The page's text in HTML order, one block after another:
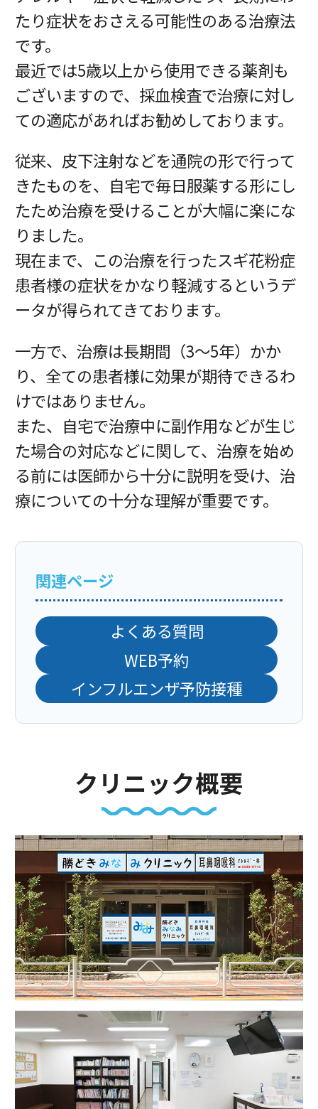
たり症状をおさえる可能性のある治療法
です。
最近では5歳以上から使用できる薬剤も
ございますので、採血検査で治療に対し
ての適応があればお勧めしております。
従来、皮下注射などを通院の形で行って
きたものを、自宅で毎日服薬する形にし
たため治療を受けることが大幅に楽にな
りました。
現在まで、この治療を行ったスギ花粉症
患者様の症状をかなり軽減するというデ
ータが得られてきております。
一方で、治療は長期間（3～5年）かか
り、全ての患者様に効果が期待できるわ
けではありません。
また、自宅で治療中に副作用などが生じ
た場合の対応などに関して、治療を始め
る前には医師から十分に説明を受け、治
療についての十分な理解が重要です。
関連ページ
よくある質問
WEB予約
インフルエンザ予防接種
クリニック概要